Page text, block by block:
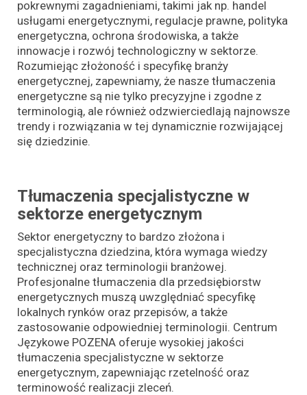
pokrewnymi zagadnieniami, takimi jak np. handel
usługami energetycznymi, regulacje prawne, polityka
energetyczna, ochrona środowiska, a także
innowacje i rozwój technologiczny w sektorze.
Rozumiejąc złożoność i specyfikę branży
energetycznej, zapewniamy, że nasze tłumaczenia
energetyczne są nie tylko precyzyjne i zgodne z
terminologią, ale również odzwierciedlają najnowsze
trendy i rozwiązania w tej dynamicznie rozwijającej
się dziedzinie.
Tłumaczenia specjalistyczne w
sektorze energetycznym
Sektor energetyczny to bardzo złożona i
specjalistyczna dziedzina, która wymaga wiedzy
technicznej oraz terminologii branżowej.
Profesjonalne tłumaczenia dla przedsiębiorstw
energetycznych muszą uwzględniać specyfikę
lokalnych rynków oraz przepisów, a także
zastosowanie odpowiedniej terminologii. Centrum
Językowe POZENA oferuje wysokiej jakości
tłumaczenia specjalistyczne w sektorze
energetycznym, zapewniając rzetelność oraz
terminowość realizacji zleceń.